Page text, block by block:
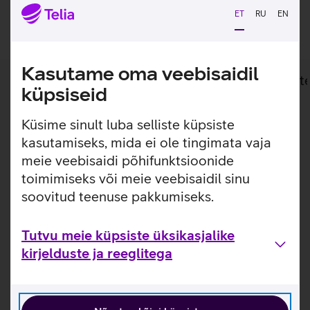
ET RU EN
Kasutame oma veebisaidil
küpsiseid
Küsime sinult luba selliste küpsiste
kasutamiseks, mida ei ole tingimata vaja
meie veebisaidi põhifunktsioonide
toimimiseks või meie veebisaidil sinu
soovitud teenuse pakkumiseks.
Tutvu meie küpsiste üksikasjalike
kirjelduste ja reeglitega
Lisan ostukorvi
Lisainfo Tehnilised andmed
Lisainfo
Universaalne telerialus kuni 60'' telerile.
Multibrackets telerialus, mis sobib 46''-60'' teleritele, mille
kandevõime on kuni 40 kg. Lauaalus on pööratav 30
kraadi paremale ja vasakule.
Tutvu telerialuse Multibrackets MB1121 omaduste ja
kasutusviisidega tootja kodulehel